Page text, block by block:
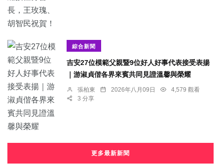
綜合新聞
吉安27位模範父親暨9位好人好事代表接受表揚
｜游淑貞偕各界來賓共同見證溫馨與榮耀
張柏東 2026年八月09日
4,579 觀看
3 分享
更多最新新聞